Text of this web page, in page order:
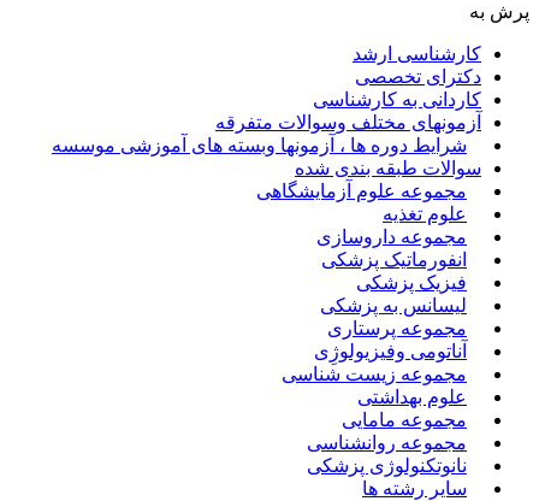
پرش به
کارشناسی ارشد
دکترای تخصصی
کاردانی به کارشناسی
آزمونهای مختلف وسوالات متفرقه
شرایط دوره ها ، آزمونها وبسته های آموزشی موسسه
سوالات طبقه بندی شده
مجموعه علوم آزمایشگاهی
علوم تغذیه
مجموعه داروسازی
انفورماتیک پزشکی
فیزیک پزشکی
لیسانس به پزشکی
مجموعه پرستاری
آناتومی وفیزیولوژِی
مجموعه زیست شناسی
علوم بهداشتی
مجموعه مامایی
مجموعه روانشناسی
نانوتکنولوژی پزشکی
سایر رشته ها